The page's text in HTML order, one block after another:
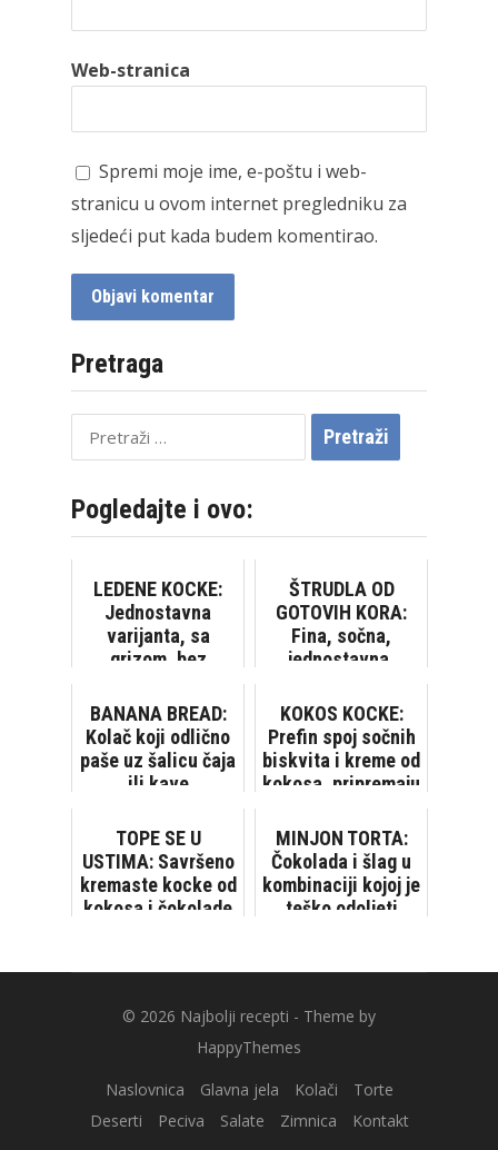
Web-stranica
Spremi moje ime, e-poštu i web-
stranicu u ovom internet pregledniku za
sljedeći put kada budem komentirao.
Pretraga
Pretraži:
Pogledajte i ovo:
LEDENE KOCKE:
Jednostavna
varijanta, sa
grizom, bez
ŠTRUDLA OD
GOTOVIH KORA:
Fina, sočna,
jednostavna,
sami
BANANA BREAD:
Kolač koji odlično
paše uz šalicu čaja
ili kave
KOKOS KOCKE:
Prefin spoj sočnih
biskvita i kreme od
kokosa, pripremaju
jednostavno!
[VIDEO...
TOPE SE U
USTIMA: Savršeno
kremaste kocke od
kokosa i čokolade
MINJON TORTA:
Čokolada i šlag u
kombinaciji kojoj je
teško odoljeti
© 2026 Najbolji recepti - Theme by
HappyThemes
Naslovnica
Glavna jela Kolači
Torte
Deserti
Peciva Salate Zimnica Kontakt